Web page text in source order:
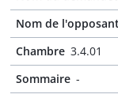
Nom de l'opposant
Chambre 3.4.01
Sommaire -